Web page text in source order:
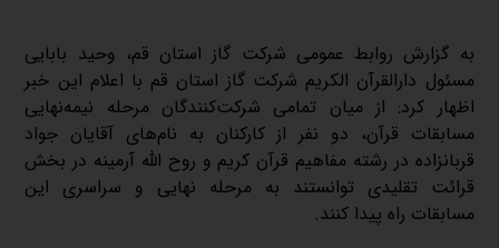
به گزارش روابط عمومی شرکت گاز استان قم، وحید بابایی
مسئول دارالقرآن الکریم شرکت گاز استان قم با اعلام این خبر
اظهار کرد: از میان تمامی شرکت‌کنندگان مرحله نیمه‌نهایی
مسابقات قرآن، دو نفر از کارکنان به نام‌های آقایان جواد
قربانزاده در رشته مفاهیم قرآن کریم و روح الله آرمینه در بخش
قرائت تقلیدی توانستند به مرحله نهایی و سراسری این
مسابقات راه پیدا کنند.